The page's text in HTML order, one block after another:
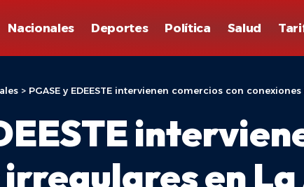
Nacionales Deportes Política Salud
> PGASE y EDEESTE intervienen comercios con
en